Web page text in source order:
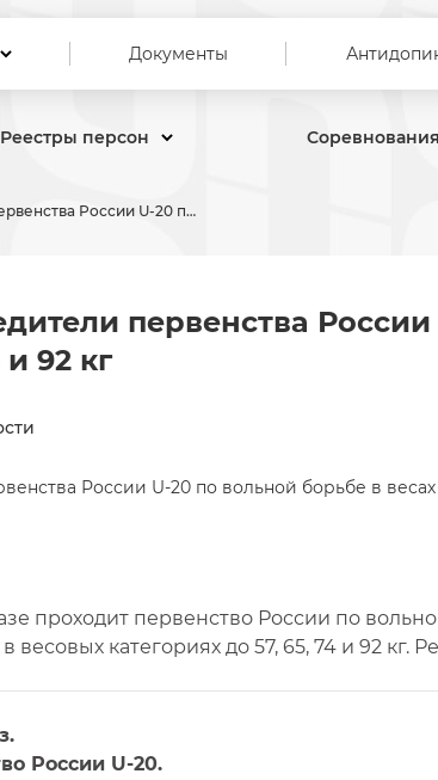
Документы
Реестры персон Соревнования
Определены победители первенства России U-20 по вольной борьбе в весах до 57, 65, 74 и 92 кг
первенства
и 92 кг
проходит первенство России по
категориях до 57, 65, 74 и 92 кг.
России U-20.